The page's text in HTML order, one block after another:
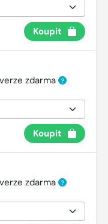
Koupit
zdarma ?
Koupit
zdarma ?